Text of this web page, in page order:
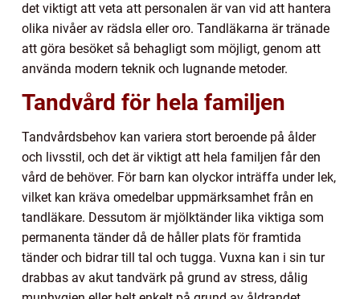
det viktigt att veta att personalen är van vid att hantera
olika nivåer av rädsla eller oro. Tandläkarna är tränade
att göra besöket så behagligt som möjligt, genom att
använda modern teknik och lugnande metoder.
Tandvård för hela familjen
Tandvårdsbehov kan variera stort beroende på ålder
och livsstil, och det är viktigt att hela familjen får den
vård de behöver. För barn kan olyckor inträffa under lek,
vilket kan kräva omedelbar uppmärksamhet från en
tandläkare. Dessutom är mjölktänder lika viktiga som
permanenta tänder då de håller plats för framtida
tänder och bidrar till tal och tugga. Vuxna kan i sin tur
drabbas av akut tandvärk på grund av stress, dålig